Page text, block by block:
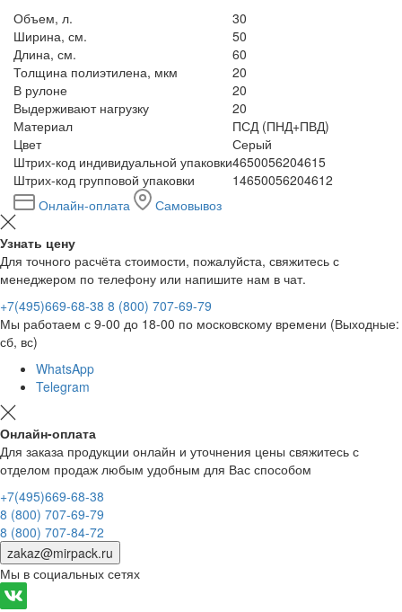
Объем, л.
30
Ширина, см.
50
Длина, см.
60
Толщина полиэтилена, мкм
20
В рулоне
20
Выдерживают нагрузку
20
Материал
ПСД (ПНД+ПВД)
Цвет
Серый
Штрих-код индивидуальной упаковки4650056204615
Штрих-код групповой упаковки
14650056204612
Онлайн-оплата
Самовывоз
Узнать цену
Для точного расчёта стоимости, пожалуйста, свяжитесь с
менеджером по телефону или напишите нам в чат.
+7(495)669-68-38 8 (800) 707-69-79
Мы работаем с 9-00 до 18-00 по московскому времени (Выходные:
сб, вс)
WhatsApp
Telegram
Онлайн-оплата
Для заказа продукции онлайн и уточнения цены свяжитесь с
отделом продаж любым удобным для Вас способом
+7(495)669-68-38
8 (800) 707-69-79
8 (800) 707-84-72
zakaz@mirpack.ru
Мы в социальных сетях